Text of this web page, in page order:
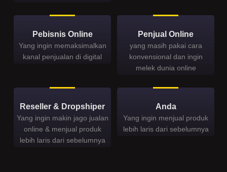
Pebisnis Online
Yang ingin memaksimalkan
kanal penjualan di digital
Penjual Online
yang masih pakai cara
konvensional dan ingin
melek dunia online
Reseller & Dropshiper
Yang ingin makin jago jualan
online & menjual produk
lebih laris dari sebelumnya
Anda
Yang ingin menjual produk
lebih laris dari sebelumnya